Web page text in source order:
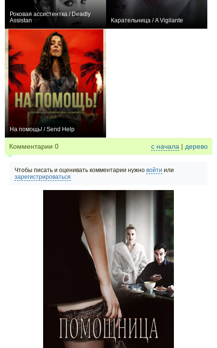
Роковая ассистентка / Deadly
Assistan
Карательница / A Vigilante
На помощь! / Send Help
Комментарии 0 с начала | дерево
Чтобы писать и оценивать комментарии нужно войти или
зарегистрироваться